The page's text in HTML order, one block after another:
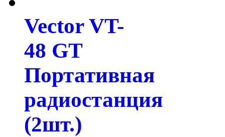
Vector VT-
48 GT
Портативная
радиостанция
(2шт.)